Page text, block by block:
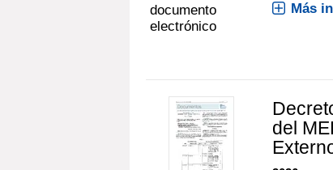
documento
electrónico
Más
del